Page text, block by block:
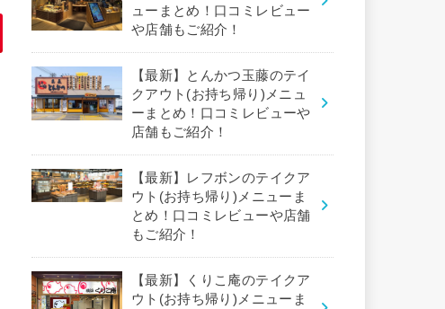
ューまとめ！口コミレビュー
や店舗もご紹介！
【最新】とんかつ玉藤のテイ
クアウト(お持ち帰り)メニュ
ーまとめ！口コミレビューや
店舗もご紹介！
【最新】レフボンのテイクア
ウト(お持ち帰り)メニューま
とめ！口コミレビューや店舗
もご紹介！
【最新】くりこ庵のテイクア
ウト(お持ち帰り)メニューま